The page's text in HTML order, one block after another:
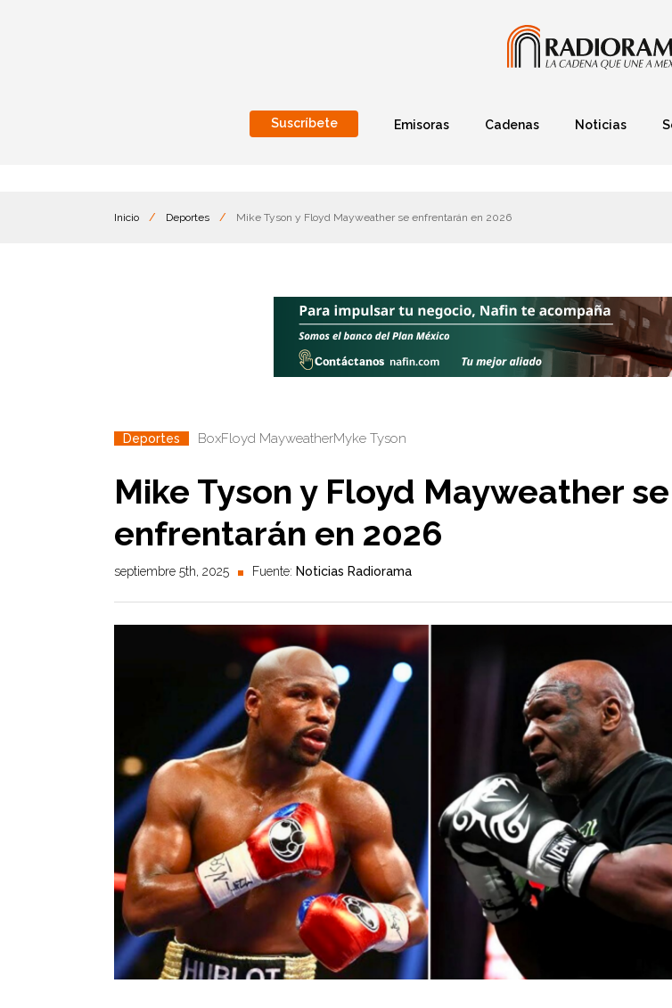
Suscríbete Emisoras Cadenas Noticias
Inicio / Deportes / Mike Tyson y Floyd Mayweather se enfrentarán en 2026
Deportes BoxFloyd MayweatherMyke Tyson
Mike Tyson y Floyd Mayweather se
enfrentarán en 2026
septiembre 5th, 2025 Fuente: Noticias Radiorama